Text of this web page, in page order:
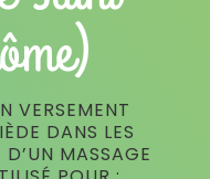
VERSEMENT
DANS LES
MASSAGE